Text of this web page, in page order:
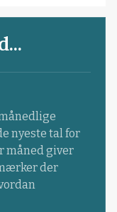
nyeste tal for
måned giver
der